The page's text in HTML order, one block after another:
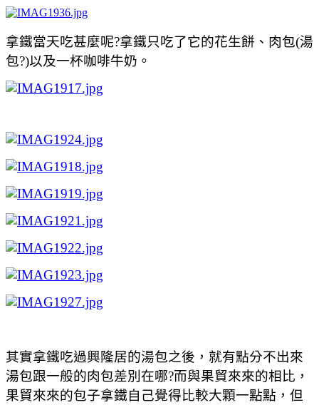
拿鐵當天吃甚麼呢?拿鐵只吃了它的花生餅、肉包(湯
包?)以及一杯咖啡牛奶。
其實拿鐵吃過興隆居的湯包之後，就有點分不出來
湯包跟一般的肉包差別在哪?而與果貿來來的相比，
果貿來來的包子拿鐵自己覺得比較大顆一點點，但